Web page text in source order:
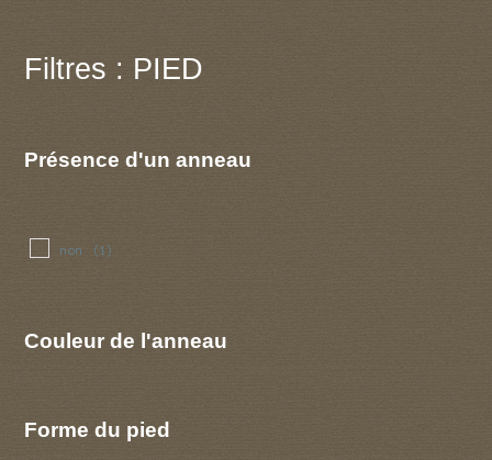
Filtres : PIED
Présence d'un anneau
non (1)
Couleur de l'anneau
Forme du pied